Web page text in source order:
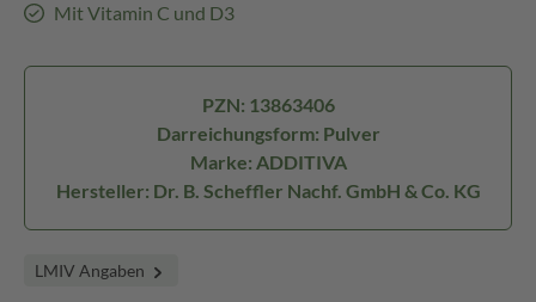
Mit Vitamin C und D3
PZN: 13863406
Darreichungsform: Pulver
Marke: ADDITIVA
Hersteller: Dr. B. Scheffler Nachf. GmbH & Co. KG
LMIV Angaben